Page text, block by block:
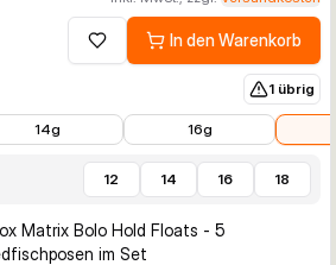
Zur Wunschliste hinzufügen
In den Warenkorb
1 übrig
14g
16g
9,99 €
12 14 16 18
Matrix Bolo Hold Floats - 5
im Set